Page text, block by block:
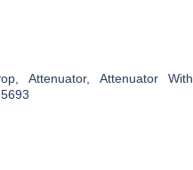
Attenuator, Attenuator With